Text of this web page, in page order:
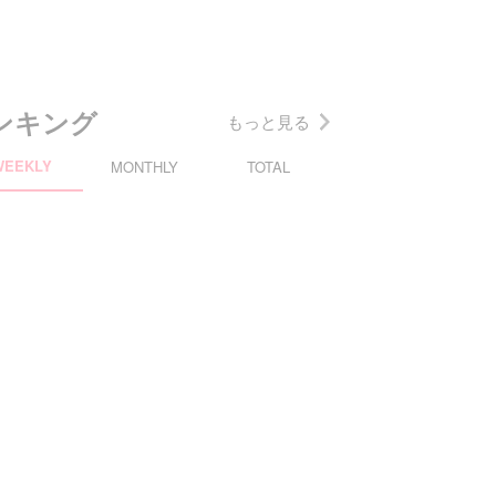
キング もっと見る
MONTHLY TOTAL